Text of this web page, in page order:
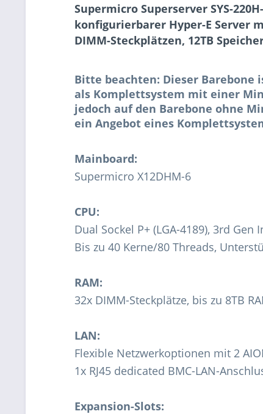
Supermicro Superserver SYS-
konfigurierbarer Hyper-E Server
DIMM-Steckplätzen, 12TB
Bitte beachten: Dieser
als Komplettsystem mit einer
jedoch auf den Barebone ohne
ein Angebot eines
Mainboard:
Supermicro X12DHM-6
CPU:
Dual Sockel P+ (LGA-4189), 3rd
Bis zu 40 Kerne/80 Threads,
RAM:
32x DIMM-Steckplätze, bis zu 8TB
LAN:
Flexible Netzwerkoptionen mit 2
1x RJ45 dedicated BMC-LAN-
Expansion-Slots: